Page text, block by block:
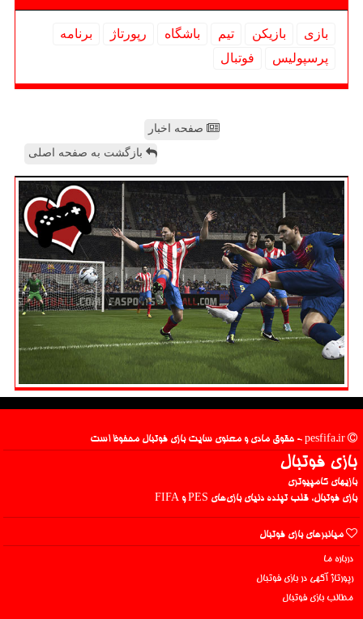
بازی بازیكن تیم باشگاه رپورتاژ
برنامه
پرسپولیس
فوتبال
صفحه اخبار
بازگشت به صفحه اصلی
بازی فوتبال
بازیهای کامپیوتری
بازی فوتبال، قلب تپنده دنیای بازی‌های PES و FIFA
میانبرهای بازی فوتبال
درباره ما
رپورتاژ آگهی در بازی فوتبال
مطالب بازی فوتبال